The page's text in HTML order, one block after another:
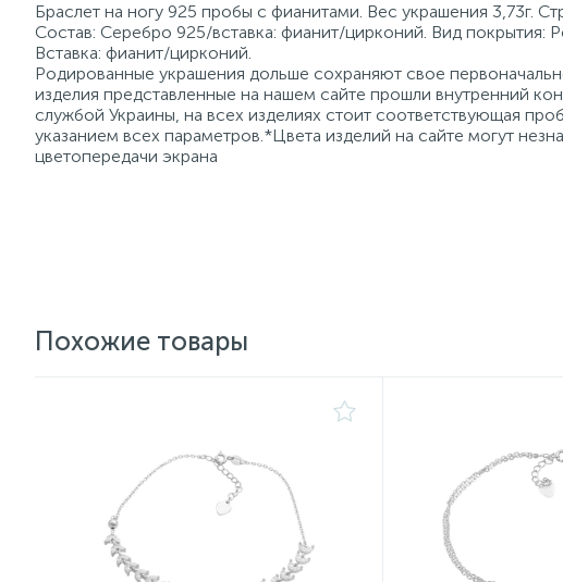
Браслет на ногу 925 пробы с фианитами. Вес украшения 3,73г.
Состав: Серебро 925/вставка: фианит/цирконий. Вид покрытия:
Вставка: фианит/цирконий.
Родированные украшения дольше сохраняют свое
изделия представленные на нашем сайте прошли внутренний
службой Украины, на всех изделиях стоит соответствующая
указанием всех параметров.*Цвета изделий на сайте могут
цветопередачи экрана
Похожие товары